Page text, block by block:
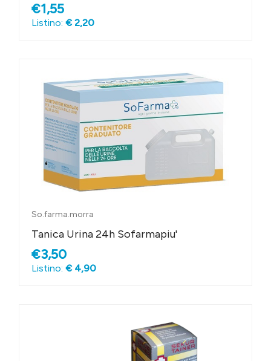
€1,55
Listino: € 2,20
So.farma.morra
Tanica Urina 24h Sofarmapiu'
€3,50
Listino: € 4,90